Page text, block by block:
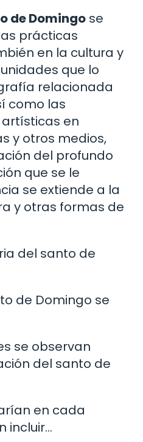
de Domingo se
prácticas
en la cultura y
que lo
relacionada
como las
en
y otros medios,
del profundo
que se le
se extiende a la
y otras formas de
del santo de
de Domingo se
se observan
del santo de
en cada
incluir…